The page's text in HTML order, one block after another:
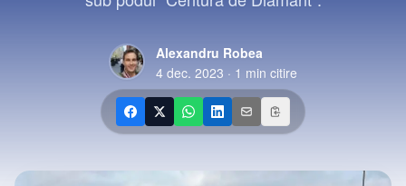
Alexandru Robea
4 dec. 2023 · 1 min citire